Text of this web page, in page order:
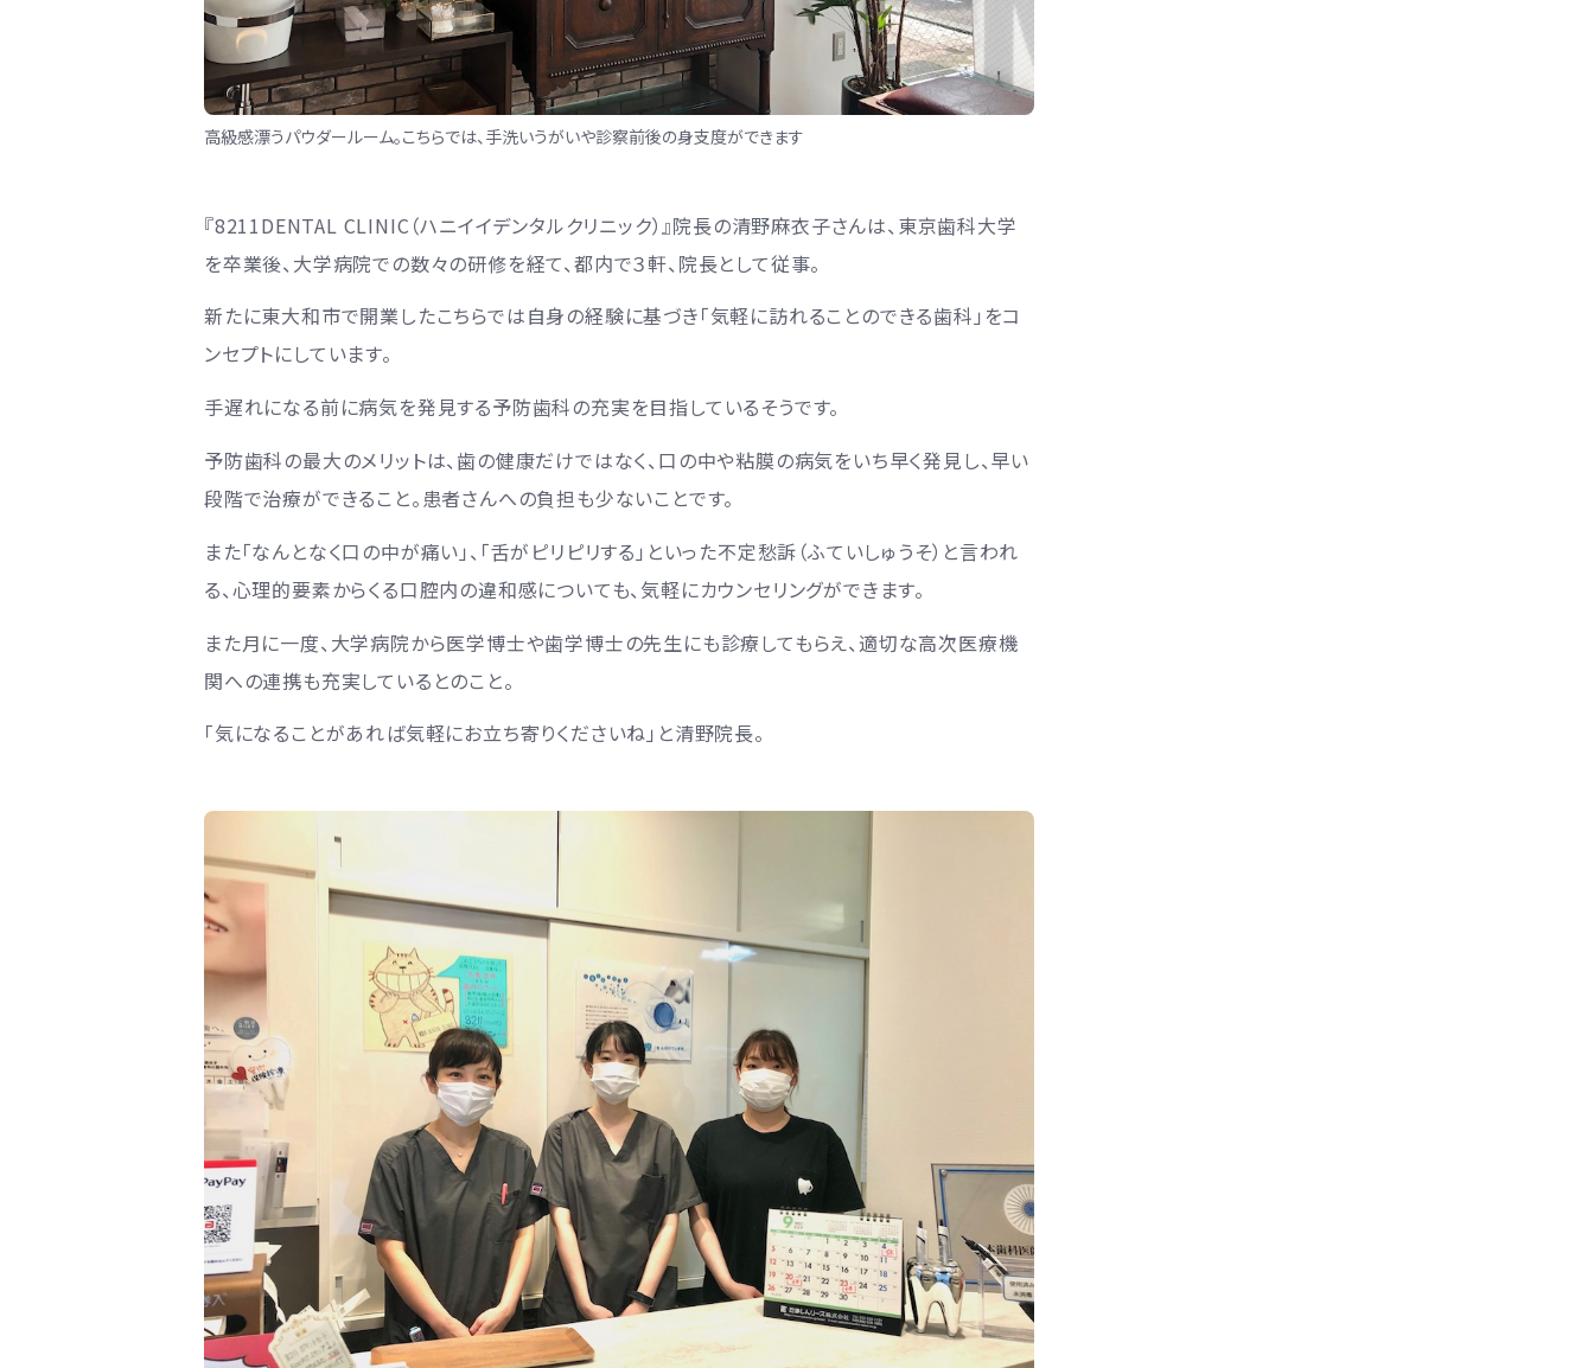
高級感漂うパウダールーム。こちらでは、手洗いうがいや診察前後の身支度ができます
『8211DENTAL CLINIC（ハニイイデンタルクリニック）』院長の清野麻衣子さんは、東京歯科大学
を卒業後、大学病院での数々の研修を経て、都内で３軒、院長として従事。
新たに東大和市で開業したこちらでは自身の経験に基づき「気軽に訪れることのできる歯科」をコ
ンセプトにしています。
手遅れになる前に病気を発見する予防歯科の充実を目指しているそうです。
予防歯科の最大のメリットは、歯の健康だけではなく、口の中や粘膜の病気をいち早く発見し、早い
段階で治療ができること。患者さんへの負担も少ないことです。
また「なんとなく口の中が痛い」、「舌がピリピリする」といった不定愁訴（ふていしゅうそ）と言われ
る、心理的要素からくる口腔内の違和感についても、気軽にカウンセリングができます。
また月に一度、大学病院から医学博士や歯学博士の先生にも診療してもらえ、適切な高次医療機
関への連携も充実しているとのこと。
「気になることがあれば気軽にお立ち寄りくださいね」と清野院長。